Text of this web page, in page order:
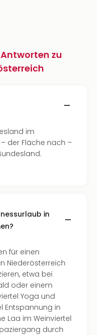
zu
im
der Fläche nach –
in
für einen
Niederösterreich
etwa bei
oder einem
Yoga und
Entspannung in
Laa im Weinviertel
durch